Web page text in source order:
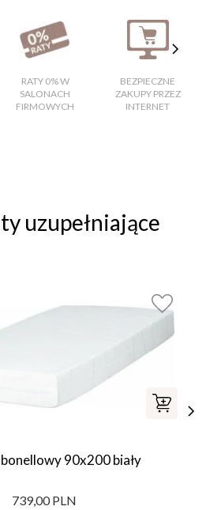
RATY 0% W
SALONACH
FIRMOWYCH
BEZPIECZNE
ZAKUPY PRZEZ
INTERNET
uzupełniające
90x200 biały
739,00 PLN